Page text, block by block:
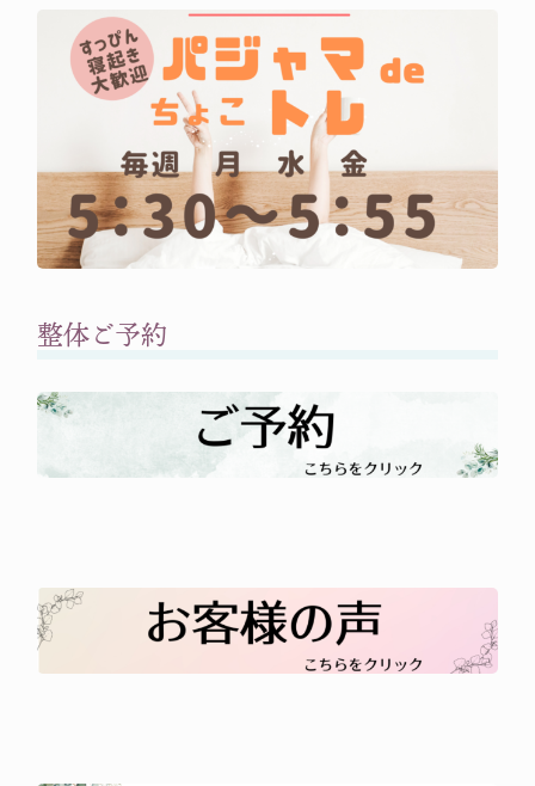
整体ご予約